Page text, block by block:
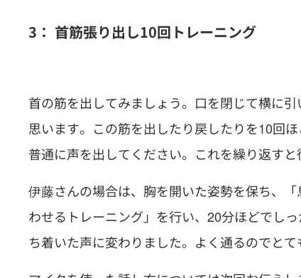
3： 首筋張り出し10回トレーニング
首の筋を出してみましょう。口を閉じて横に
思います。この筋を出したり戻したりを10回
普通に声を出してください。これを繰り返す
伊藤さんの場合は、胸を開いた姿勢を保ち、
わせるトレーニング」を行い、20分ほどでし
ち着いた声に変わりました。よく通るのでと